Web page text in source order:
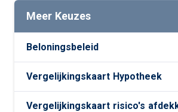
Meer Keuzes
Beloningsbeleid
Vergelijkingskaart Hypotheek
Vergelijkingskaart risico's